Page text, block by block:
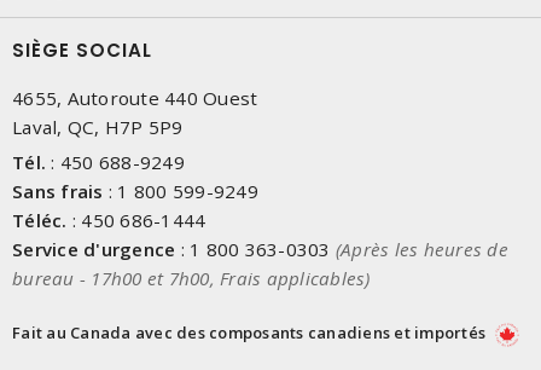
SIÈGE SOCIAL
4655, Autoroute 440 Ouest
Laval, QC, H7P 5P9
Tél. : 450 688-9249
Sans frais : 1 800 599-9249
Téléc. : 450 686-1444
Service d'urgence : 1 800 363-0303 (Après les heures de
bureau - 17h00 et 7h00, Frais applicables)
Fait au Canada avec des composants canadiens et importés